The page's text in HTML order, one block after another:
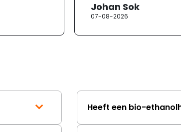
Johan Sok
07-08-2026
Heeft een bio-